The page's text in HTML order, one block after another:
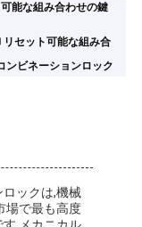
能な組み合わせの鍵
セット可能な組み合
ンビネーションロック
ックは,機械
場で最も高度